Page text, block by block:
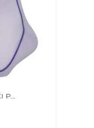
SKARPETY DLA DZIECI PUMA MESH SOCK 2 PARY FIOLETOWE, BRZOSKWINIOWE 907628 02